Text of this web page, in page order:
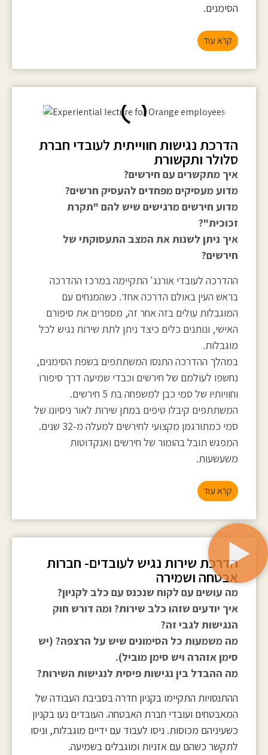
הסימנים.
קרא עוד
הדרכת נגישות חווייתית לעובדי חברת
סלולר ותקשורת
איך מתקשרים עם חירשים?
מדוע מעסיקים מפחדים להעסיק חרשים?
מדוע חירשים מרגישים שיש להם "תקרת
זכוכית"?
איך ניתן לשנות את המצב התעסוקתי של
חירשים?
ההדרכה לעובדי אורנג' התקיימה במרכז ההדרכה
בראש העין באולם הדרכה אחד. כשהמנחים עם
המוגבלות עולים בזה אחר זה, מספרים את סיפורם
האישי, ונותנים כלים כיצד ניתן לתת שירות נגיש לכל
מוגבלות.
במהלך ההדרכה התנסו המשתתפים בשפת הסימנים,
נחשפו לעולמם של חירשים וכבדי שמיעה דרך סיפורו
וחוויותיו של סמי כבן למשפחה בת 5 חירשים.
המשתתפים קיבלו טיפים במתן שירות לאור ניסיונו של
סמי כמתורגמן מקצועי לחירשים למעלה מ-32 שנים.
המפגש תובל בהומור של חירשים ואנקדוטות
משעשעות.
קרא עוד
הדרכת שירות נגיש לעובדים- חברות
אבטחה ושמירה
מה עושים עם לקוח שנכנס עם כלב לקניון?
איך יודעים שזהו כלב שירות? ומה דורש חוק
הנגישות לגבי זה?
מה משמעות כל הסימונים שיש על הרצפה? (יש
סימן אזהרה ויש סימן מוביל).
מה ההבדל בין נגישות פיסית לנגישות השירות?
ההתנסויות התקיימו בקניון חדרה בסביבת העבודה של
המאבטחים ועובדי חברת האבטחה. העובדים נעו בקניון
כשעיניהם מכוסות. ניסו לעבוד עם ידיים מוגבלות, וניסו
לתקשר כשהם עם אזניות ומוגבלים בשמיעה.